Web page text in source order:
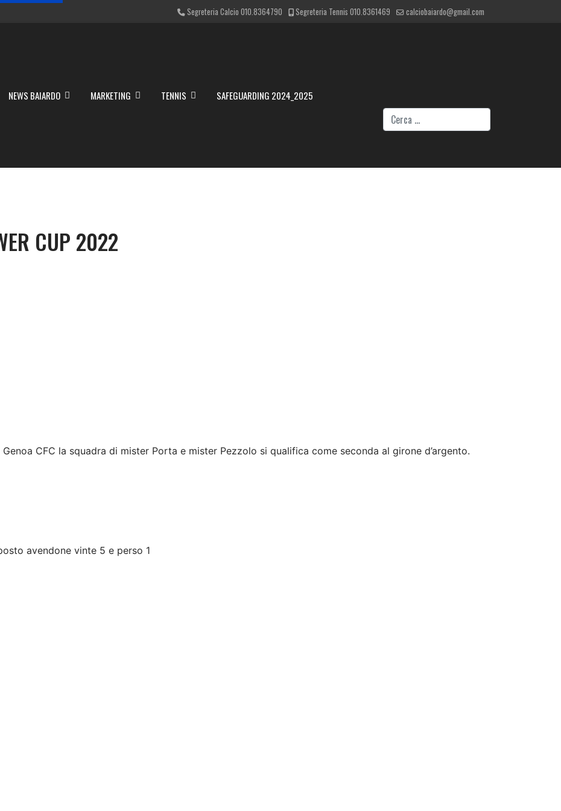
Segreteria Calcio 010.8364790 Segreteria Tennis 010.8361469 calciobaiardo@gmail.com
NEWS BAIARDO MARKETING TENNIS SAFEGUARDING 2024_2025
Cerca
CUP 2022
CFC la squadra di mister Porta e mister Pezzolo si qualifica come seconda al girone d’argento.
avendone vinte 5 e perso 1